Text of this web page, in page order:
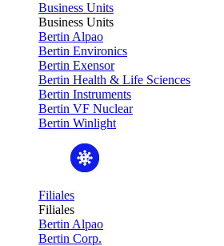
Business Units
Business Units
Bertin Alpao
Bertin Environics
Bertin Exensor
Bertin Health & Life Sciences
Bertin Instruments
Bertin VF Nuclear
Bertin Winlight
Filiales
Filiales
Bertin Alpao
Bertin Corp.